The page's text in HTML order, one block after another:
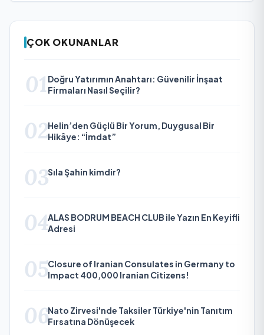
ÇOK OKUNANLAR
01 Doğru Yatırımın Anahtarı: Güvenilir İnşaat
Firmaları Nasıl Seçilir?
02Helin’den Güçlü Bir Yorum, Duygusal Bir
Hikâye: “İmdat”
03Sıla Şahin kimdir?
04ALAS BODRUM BEACH CLUB ile Yazın En Keyifli
Adresi
05Closure of Iranian Consulates in Germany to
Impact 400,000 Iranian Citizens!
06Nato Zirvesi'nde Taksiler Türkiye'nin Tanıtım
Fırsatına Dönüşecek